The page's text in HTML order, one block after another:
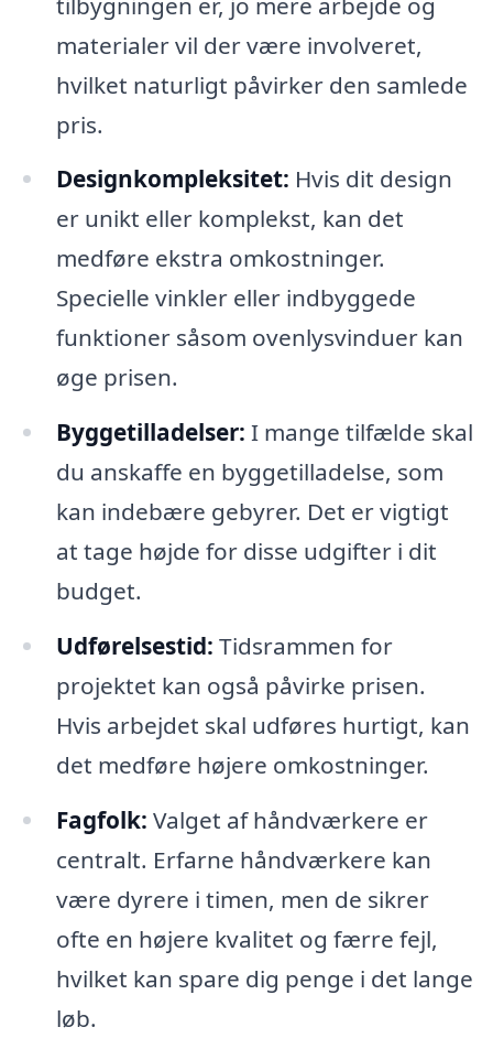
materialer vil der være involveret,
hvilket naturligt påvirker den samlede
pris.
Designkompleksitet: Hvis dit design
er unikt eller komplekst, kan det
medføre ekstra omkostninger.
Specielle vinkler eller indbyggede
funktioner såsom ovenlysvinduer kan
øge prisen.
Byggetilladelser: I mange tilfælde skal
du anskaffe en byggetilladelse, som
kan indebære gebyrer. Det er vigtigt
at tage højde for disse udgifter i dit
budget.
Udførelsestid: Tidsrammen for
projektet kan også påvirke prisen.
Hvis arbejdet skal udføres hurtigt, kan
det medføre højere omkostninger.
Fagfolk: Valget af håndværkere er
centralt. Erfarne håndværkere kan
være dyrere i timen, men de sikrer
ofte en højere kvalitet og færre fejl,
hvilket kan spare dig penge i det lange
løb.